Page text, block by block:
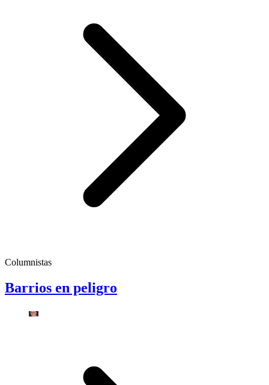
Columnistas
Barrios en peligro